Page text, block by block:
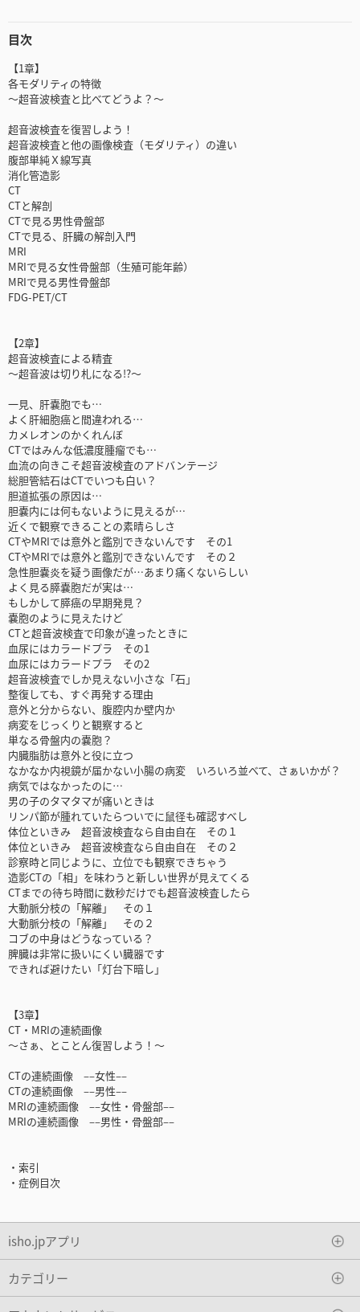
目次
【1章】
各モダリティの特徴
～超音波検査と比べてどうよ？～
超音波検査を復習しよう！
超音波検査と他の画像検査（モダリティ）の違い
腹部単純Ｘ線写真
消化管造影
CT
CTと解剖
CTで見る男性骨盤部
CTで見る、肝臓の解剖入門
MRI
MRIで見る女性骨盤部（生殖可能年齢）
MRIで見る男性骨盤部
FDG-PET/CT
【2章】
超音波検査による精査
～超音波は切り札になる!?～
一見、肝嚢胞でも…
よく肝細胞癌と間違われる…
カメレオンのかくれんぼ
CTではみんな低濃度腫瘤でも…
血流の向きこそ超音波検査のアドバンテージ
総胆管結石はCTでいつも白い？
胆道拡張の原因は…
胆嚢内には何もないように見えるが…
近くで観察できることの素晴らしさ
CTやMRIでは意外と鑑別できないんです その1
CTやMRIでは意外と鑑別できないんです その２
急性胆嚢炎を疑う画像だが…あまり痛くないらしい
よく見る膵嚢胞だが実は…
もしかして膵癌の早期発見？
嚢胞のように見えたけど
CTと超音波検査で印象が違ったときに
血尿にはカラードプラ その1
血尿にはカラードプラ その2
超音波検査でしか見えない小さな「石」
整復しても、すぐ再発する理由
意外と分からない、腹腔内か壁内か
病変をじっくりと観察すると
単なる骨盤内の嚢胞？
内臓脂肪は意外と役に立つ
なかなか内視鏡が届かない小腸の病変 いろいろ並べて、さぁいかが？
病気ではなかったのに…
男の子のタマタマが痛いときは
リンパ節が腫れていたらついでに鼠径も確認すべし
体位といきみ 超音波検査なら自由自在 その１
体位といきみ 超音波検査なら自由自在 その２
診察時と同じように、立位でも観察できちゃう
造影CTの「相」を味わうと新しい世界が見えてくる
CTまでの待ち時間に数秒だけでも超音波検査したら
大動脈分枝の「解離」 その１
大動脈分枝の「解離」 その２
コブの中身はどうなっている？
脾臓は非常に扱いにくい臓器です
できれば避けたい「灯台下暗し」
【3章】
CT・MRIの連続画像
～さぁ、とことん復習しよう！～
CTの連続画像 ––女性––
CTの連続画像 ––男性––
MRIの連続画像 ––女性・骨盤部––
MRIの連続画像 ––男性・骨盤部––
・索引
・症例目次
isho.jpアプリ
カテゴリー